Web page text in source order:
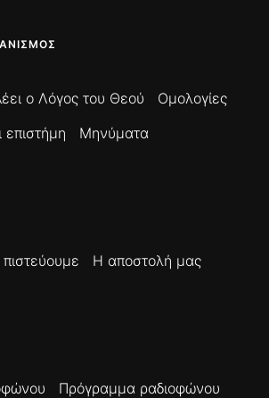
ο Λόγος του Θεού
Ομολογίες
επιστήμη
Μηνύματα
πιστεύουμε Η αποστολή μας
Πρόγραμμα ραδιοφώνου